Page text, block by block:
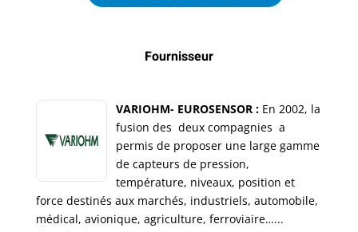
Fournisseur
VARIOHM- EUROSENSOR : En 2002, la
fusion des deux compagnies a
permis de proposer une large gamme
de capteurs de pression,
température, niveaux, position et
force destinés aux marchés, industriels, automobile,
médical, avionique, agriculture, ferroviaire…...